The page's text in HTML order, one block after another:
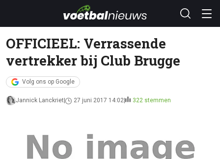
OFFICIEEL: Verrassende
vertrekker bij Club Brugge
Volg ons op Google
Jannick Lanckriet 27 juni 2017 14:02 322 stemmen